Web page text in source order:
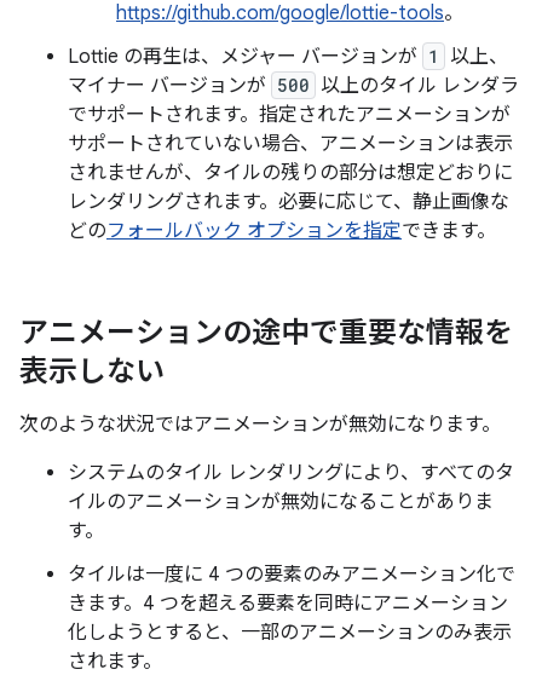
https://github.com/google/lottie-tools。
Lottie の再生は、メジャー バージョンが 1
以上、
マイナー バージョンが 500 以上のタイル レンダラ
でサポートされます。指定されたアニメーションが
サポートされていない場合、アニメーションは表示
されませんが、タイルの残りの部分は想定どおりに
レンダリングされます。必要に応じて、静止画像な
どのフォールバック オプションを指定できます。
アニメーションの途中で重要な情報を
表示しない
次のような状況ではアニメーションが無効になります。
システムのタイル レンダリングにより、すべてのタ
イルのアニメーションが無効になることがありま
す。
タイルは一度に 4 つの要素のみアニメーション化で
きます。4 つを超える要素を同時にアニメーション
化しようとすると、一部のアニメーションのみ表示
されます。